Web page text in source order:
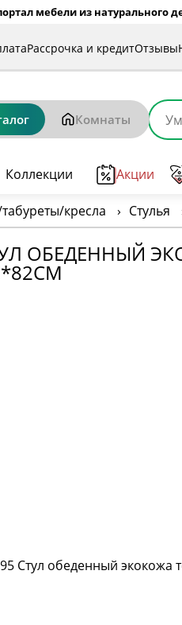
мебели из натурального
Рассрочка и кредитОтзывы
Комнаты
Коллекции Акции
кресла › Стулья
ОБЕДЕННЫЙ